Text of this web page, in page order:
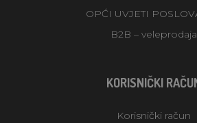
OPĆI UVJETI
B2B – veleprodaja
KORISNIČKI
Korisnički račun